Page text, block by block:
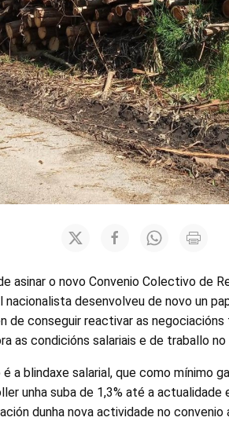
asinar o novo Convenio Colectivo de
desenvolveu de novo un
de conseguir reactivar as
as condicións salariais e de traballo
a blindaxe salarial, que como mínimo
unha suba de 1,3% até a actualidade
dunha nova actividade no